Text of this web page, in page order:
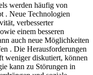
werden häufig von
. Neue Technologien
verbesserter
einem besseren
auch neue Möglichkeiten
. Die Herausforderungen
weniger diskutiert, können
kann zu Störungen in